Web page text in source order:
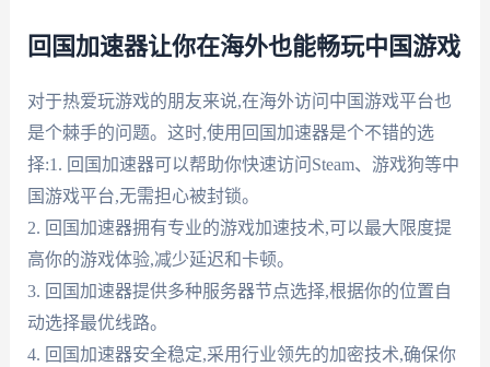
回国加速器让你在海外也能畅玩中国游戏
对于热爱玩游戏的朋友来说,在海外访问中国游戏平台也
是个棘手的问题。这时,使用回国加速器是个不错的选
择:1. 回国加速器可以帮助你快速访问Steam、游戏狗等中
国游戏平台,无需担心被封锁。
2. 回国加速器拥有专业的游戏加速技术,可以最大限度提
高你的游戏体验,减少延迟和卡顿。
3. 回国加速器提供多种服务器节点选择,根据你的位置自
动选择最优线路。
4. 回国加速器安全稳定,采用行业领先的加密技术,确保你